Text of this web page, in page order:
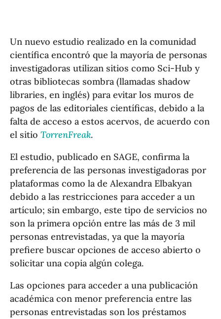
Un nuevo estudio realizado en la comunidad
científica encontró que la mayoría de personas
investigadoras utilizan sitios como Sci-Hub y
otras bibliotecas sombra (llamadas shadow
libraries, en inglés) para evitar los muros de
pagos de las editoriales científicas, debido a la
falta de acceso a estos acervos, de acuerdo con
el sitioTorrenFreak.
El estudio, publicado en SAGE, confirma la
preferencia de las personas investigadoras por
plataformas como la de Alexandra Elbakyan
debido a las restricciones para acceder a un
artículo; sin embargo, este tipo de servicios no
son la primera opción entre las más de 3 mil
personas entrevistadas, ya que la mayoría
prefiere buscar opciones de acceso abierto o
solicitar una copia algún colega.
Las opciones para acceder a una publicación
académica con menor preferencia entre las
personas entrevistadas son los préstamos